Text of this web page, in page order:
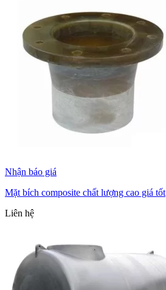
Nhận báo giá
Mặt bích composite chất lượng cao giá tốt
Liên hệ